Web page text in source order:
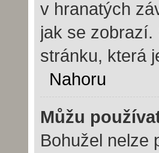
v hranatých
jak se zobrazí.
stránku, která
Nahoru
Můžu
Bohužel nelze